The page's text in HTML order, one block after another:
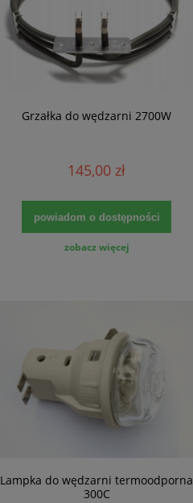
Grzałka do wędzarni 2700W
145,00 zł
powiadom o dostępności
zobacz więcej
Lampka do wędzarni termoodporna
300C